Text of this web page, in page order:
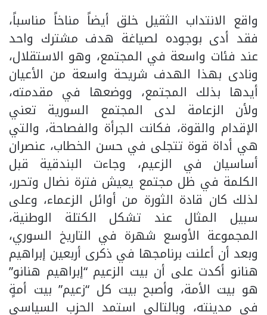
واقع الانتداب الثقيل خلق أيضاً مناخاً مناسباً،
فقد أدى بوجوده لصياغة هدف مشترك واحد
عند فئات واسعة في المجتمع، وهو الاستقلال،
ونادى بهذا الهدف شريحة واسعة من الأعيان
أيدها بذلك المجتمع، ووضعها في مقدمته،
ولأن الزعامة لدى المجتمع السورية تعني
الإقدام والقوة، فكانت الجرأة والفصاحة، والتي
هي أداة قوة تتجلى في حسن الخطاب، عنصران
أساسيان في الزعيم، وجاءت البندقية قبل
الكلمة في ظل مجتمع يعيش فترة نضال وتحرر،
لذلك كان قادة الثورة من أوائل الزعماء، وعلى
سبيل المثال عند تشكل الكتلة الوطنية،
المجموعة الأوسع شهرة في التاريخ السوري،
وبعد أن أعلنت برنامجها في ذكرى أربعين إبراهيم
هنانو أكدت على أن بيت الزعيم “إبراهيم هنانو”
هو بيت الأمة، وأصبح بيت كل “زعيم” بيت أمةٍ
في مدينته، وبالتالي استمد الحزب السياسي